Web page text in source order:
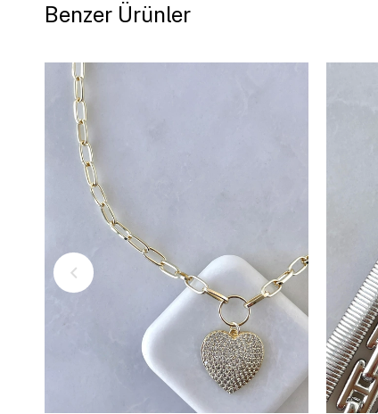
Benzer Ürünler